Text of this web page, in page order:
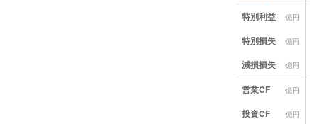
特別利益 億円
特別損失 億円
減損損失 億円
営業CF 億円
投資CF 億円